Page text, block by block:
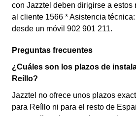
con Jazztel deben dirigirse a estos
al cliente 1566 * Asistencia
desde un móvil 902 901 211.
Preguntas frecuentes
¿Cuáles son los plazos de
Reíllo?
Jazztel no ofrece unos plazos
para Reíllo ni para el resto de